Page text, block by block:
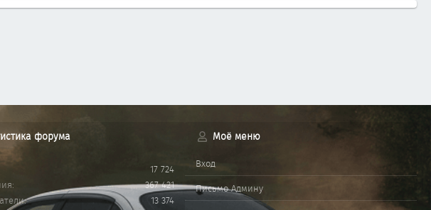
форума
17 724
367 421
13 374
Моё меню
Вход
Письмо Админу